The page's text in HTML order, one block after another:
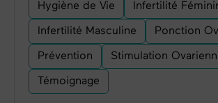
Hygiène de Vie Infertilité
Infertilité Masculine Ponction
Prévention Stimulation
Témoignage